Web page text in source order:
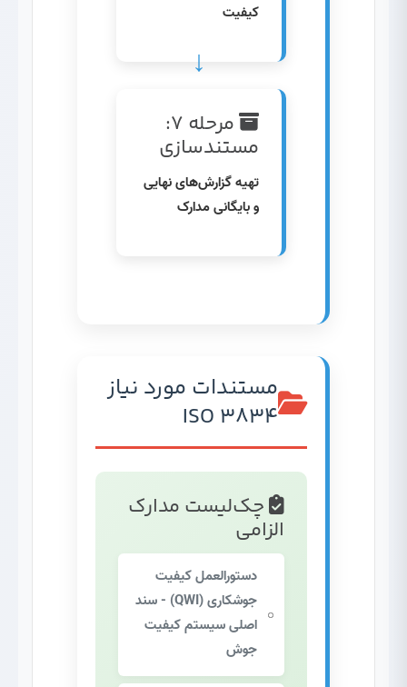
کیفیت
مرحله ۷:
مستندسازی
تهیه گزارش‌های نهایی
و بایگانی مدارک
مستندات مورد نیاز
ISO 3834
چک‌لیست مدارک
الزامی
دستورالعمل کیفیت
جوشکاری (QWI)
- سند
اصلی سیستم کیفیت
جوش